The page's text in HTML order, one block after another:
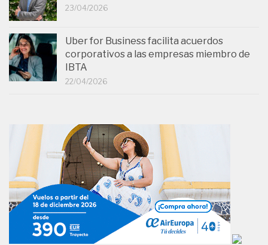
23/04/2026
Uber for Business facilita acuerdos
corporativos a las empresas miembro de
IBTA
22/04/2026